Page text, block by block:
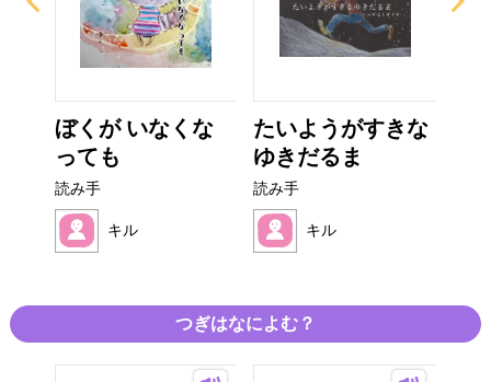
ぼくが いなくな
っても
読み手
キル
たいようがすきな
ゆきだるま
読み手
キル
つぎはなによむ？